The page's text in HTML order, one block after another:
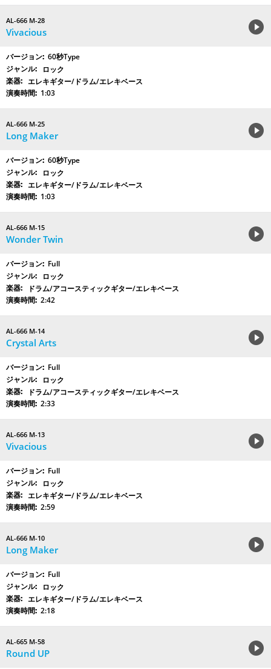
AL-666 M-28
Vivacious
60秒Type
ロック
エレキギター/ドラム/エレキベース
1:03
AL-666 M-25
Long Maker
60秒Type
ロック
エレキギター/ドラム/エレキベース
1:03
AL-666 M-15
Wonder Twin
Full
ロック
ドラム/アコースティックギター/エレキベース
2:42
AL-666 M-14
Crystal Arts
Full
ロック
ドラム/アコースティックギター/エレキベース
2:33
AL-666 M-13
Vivacious
Full
ロック
エレキギター/ドラム/エレキベース
2:59
AL-666 M-10
Long Maker
Full
ロック
エレキギター/ドラム/エレキベース
2:18
AL-665 M-58
Round UP